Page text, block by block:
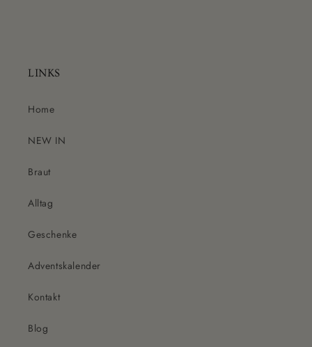
LINKS
Home
NEW IN
Braut
Alltag
Geschenke
Adventskalender
Kontakt
Blog